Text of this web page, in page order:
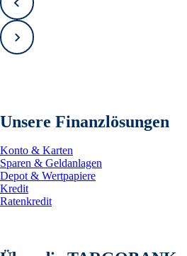
Zurück
Vorwärts
Unsere Finanzlösungen
Konto & Karten
Sparen & Geldanlagen
Depot & Wertpapiere
Kredit
Ratenkredit